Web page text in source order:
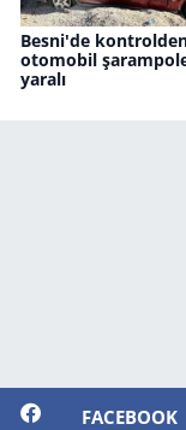
Besni'de
otomobil
yaralı
FACEBOOK